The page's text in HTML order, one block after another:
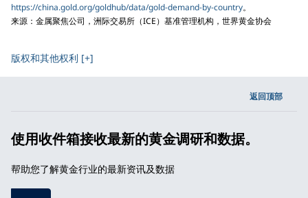
https://china.gold.org/goldhub/data/gold-demand-by-country。
来源：金属聚焦公司，洲际交易所（ICE）基准管理机构，世界黄金协会
版权和其他权利 [+]
返回顶部
使用收件箱接收最新的黄金调研和数据。
帮助您了解黄金行业的最新资讯及数据